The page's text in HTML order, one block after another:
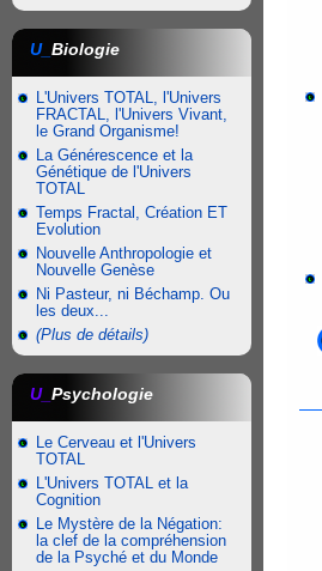
U_ Biologie
L'Univers TOTAL, l'Univers
FRACTAL, l'Univers Vivant,
le Grand Organisme!
La Générescence et la
Génétique de l'Univers
TOTAL
Temps Fractal, Création ET
Evolution
Nouvelle Anthropologie et
Nouvelle Genèse
Ni Pasteur, ni Béchamp. Ou
les deux...
(Plus de détails)
U_ Psychologie
Le Cerveau et l'Univers
TOTAL
L'Univers TOTAL et la
Cognition
Le Mystère de la Négation:
la clef de la compréhension
de la Psyché et du Monde